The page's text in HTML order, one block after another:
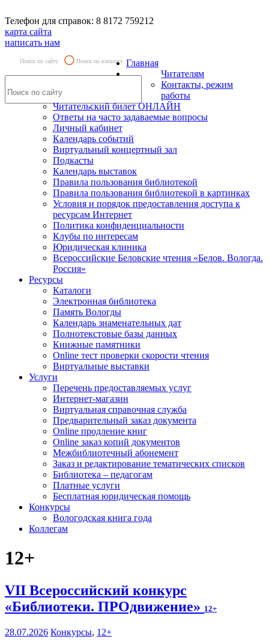
Телефон для справок: 8 8172 759212
карта сайта
написать нам
Поиск по сайту Поиск по каталогу Главная
Читателям
Контакты, режим
работы
Читательский билет ОНЛАЙН
Ответы на часто задаваемые вопросы
Личный кабинет
Календарь событий
Виртуальный концертный зал
Подкасты
Календарь выставок
Правила пользования библиотекой
Правила пользования библиотекой в картинках
Условия и порядок предоставления доступа к
ресурсам Интернет
Политика конфиденциальности
Клубы по интересам
Юридическая клиника
Всероссийские Беловские чтения «Белов. Вологда.
Россия»
Ресурсы
Каталоги
Электронная библиотека
Память Вологды
Календарь знаменательных дат
Полнотекстовые базы данных
Книжные памятники
Online тест проверки скорости чтения
Виртуальные выставки
Услуги
Перечень предоставляемых услуг
Интернет-магазин
Виртуальная справочная служба
Предварительный заказ документа
Online продление книг
Online заказ копий документов
Межбиблиотечный абонемент
Заказ и редактирование тематических списков
Библиотека – педагогам
Платные услуги
Бесплатная юридическая помощь
Конкурсы
Вологодская книга года
Коллегам
12+
VII Всероссийский конкурс
«Библиотеки. ПРОдвижение» 12+
28.07.2026 Конкурсы, 12+